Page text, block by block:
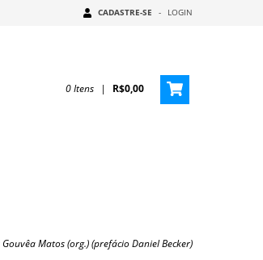
CADASTRE-SE - LOGIN
0Itens | R$0,00
Matos (org.) (prefácio Daniel Becker)